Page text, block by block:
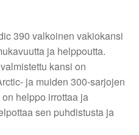
390 valkoinen vakiokansi
ja helppoutta.
kansi on
ja muiden 300-sarjojen
helppo irrottaa ja
sen puhdistusta ja